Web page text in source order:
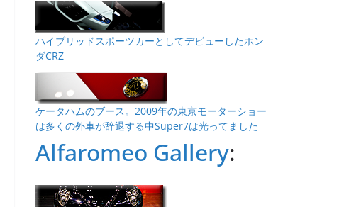
ハイブリッドスポーツカーとしてデビューしたホン
ダCRZ
ケータハムのブース。2009年の東京モーターショー
は多くの外車が辞退する中Super7は光ってました
Alfaromeo Gallery: